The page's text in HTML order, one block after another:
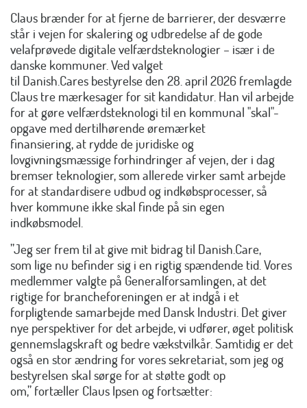
Claus brænder for at fjerne de barrierer, der desværre
står i vejen for skalering og udbredelse af de gode
velafprøvede digitale velfærdsteknologier – især i de
danske kommuner. Ved valget
til Danish.Cares bestyrelse den 28. april 2026 fremlagde
Claus tre mærkesager for sit kandidatur. Han vil arbejde
for at gøre velfærdsteknologi til en kommunal "skal"-
opgave med dertilhørende øremærket
finansiering, at rydde de juridiske og
lovgivningsmæssige forhindringer af vejen, der i dag
bremser teknologier, som allerede virker samt arbejde
for at standardisere udbud og indkøbsprocesser, så
hver kommune ikke skal finde på sin egen
indkøbsmodel.
”Jeg ser frem til at give mit bidrag til Danish.Care,
som lige nu befinder sig i en rigtig spændende tid. Vores
medlemmer valgte på Generalforsamlingen, at det
rigtige for brancheforeningen er at indgå i et
forpligtende samarbejde med Dansk Industri. Det giver
nye perspektiver for det arbejde, vi udfører, øget politisk
gennemslagskraft og bedre vækstvilkår. Samtidig er det
også en stor ændring for vores sekretariat, som jeg og
bestyrelsen skal sørge for at støtte godt op
om,” fortæller Claus Ipsen og fortsætter: